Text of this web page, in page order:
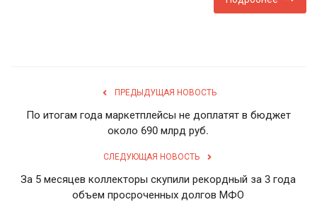
ПРЕДЫДУЩАЯ НОВОСТЬ
По итогам года маркетплейсы не доплатят в бюджет
около 690 млрд руб.
СЛЕДУЮЩАЯ НОВОСТЬ
За 5 месяцев коллекторы скупили рекордный за 3 года
объем просроченных долгов МФО